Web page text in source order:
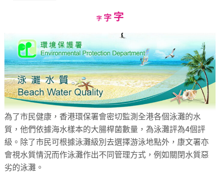
字Decrease
字Reset
size.
字Increase
size.
為了市民健康，香港環保署會密切監測全港各個泳灘的水
質，他們依據海水樣本的大腸桿菌數量，為泳灘評為4個評
級。除了市民可根據泳灘級別去選擇游泳地點外，康文署亦
會視水質情況而作泳灘作出不同管理方式，例如關閉水質惡
劣的泳灘。